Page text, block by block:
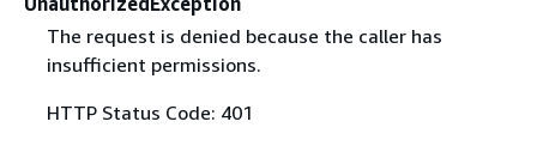
The request is denied because the caller has
insufficient permissions.
HTTP Status Code: 401